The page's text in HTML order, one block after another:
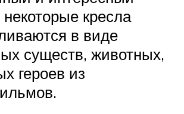
кресла
в виде
существ, животных,
героев из